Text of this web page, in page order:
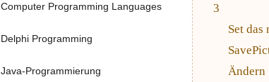
Computer Programming Languages
Delphi Programming
Java-Programmierung
3
Set
Ändern